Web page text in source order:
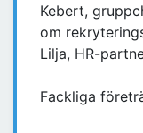
Kebert,
om
Lilja, HR-
Fackliga